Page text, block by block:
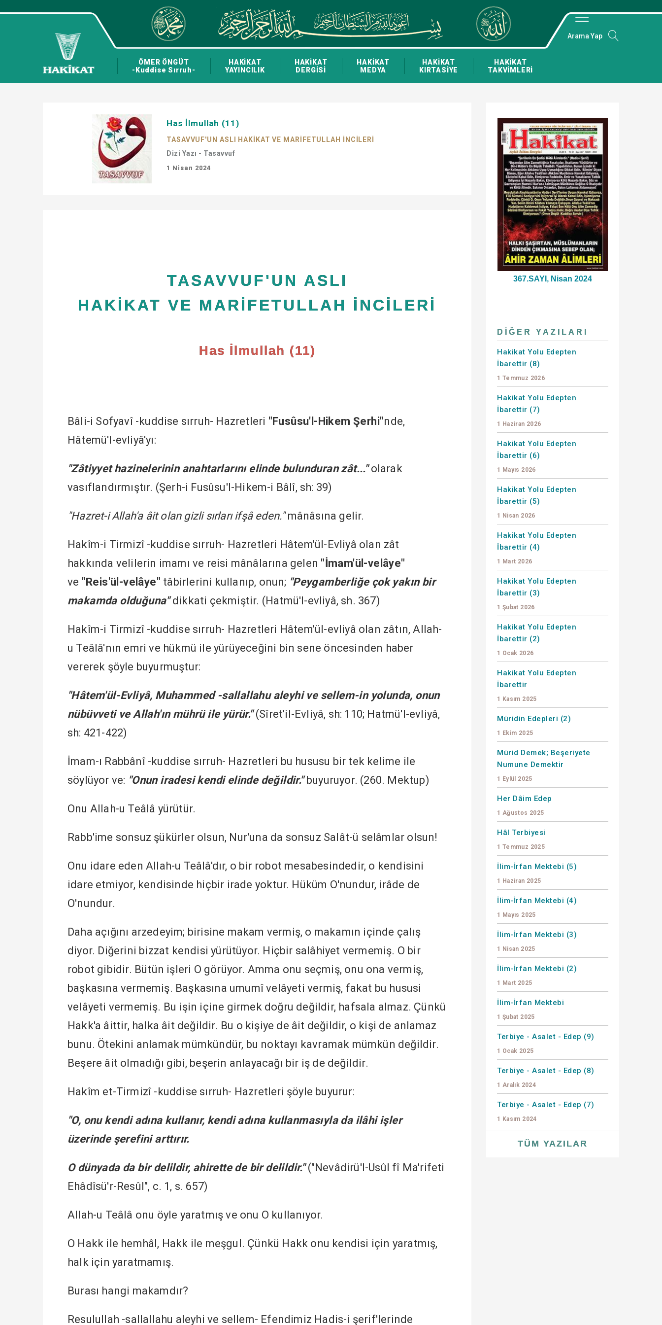
ÖMER ÖNGÜT
-Kuddise Sırruh-
HAKİKAT
YAYINCILIK
HAKİKAT
DERGİSİ
HAKİKAT
MEDYA
HAKİKAT
KIRTASİYE
HAKİKAT
TAKVİMLERİ
Arama Yap
Has İlmullah (11)
TASAVVUF'UN ASLI HAKİKAT VE MARİFETULLAH İNCİLERİ
Dizi Yazı - Tasavvuf
1 Nisan 2024
TASAVVUF'UN ASLI
HAKİKAT VE MARİFETULLAH İNCİLERİ
Has İlmullah (11)
Bâli-i Sofyavî -kuddise sırruh- Hazretleri "Fusûsu'l-Hikem Şerhi"nde,
Hâtemü'l-evliyâ'yı:
"Zâtiyyet hazinelerinin anahtarlarını elinde bulunduran zât..."olarak
vasıflandırmıştır. (Şerh-i Fusûsu'l-Hikem-i Bâlî, sh: 39)
"Hazret-i Allah'a âit olan gizli sırları ifşâ eden."mânâsına gelir.
Hakîm-i Tirmizî -kuddise sırruh- Hazretleri Hâtem'ül-Evliyâ olan zât
hakkında velilerin imamı ve reisi mânâlarına gelen "İmam'ül-velâye"
ve "Reis'ül-velâye" tâbirlerini kullanıp, onun; "Peygamberliğe çok yakın bir
makamda olduğuna"dikkati çekmiştir. (Hatmü'l-evliyâ, sh. 367)
Hakîm-i Tirmizî -kuddise sırruh- Hazretleri Hâtem'ül-evliyâ olan zâtın, Allah-
u Teâlâ'nın emri ve hükmü ile yürüyeceğini bin sene öncesinden haber
vererek şöyle buyurmuştur:
"Hâtem'ül-Evliyâ, Muhammed -sallallahu aleyhi ve sellem-in yolunda, onun
nübüvveti ve Allah'ın mührü ile yürür." (Sîret'il-Evliyâ, sh: 110; Hatmü'l-evliyâ,
sh: 421-422)
İmam-ı Rabbânî -kuddise sırruh- Hazretleri bu hususu bir tek kelime ile
söylüyor ve: "Onun iradesi kendi elinde değildir."buyuruyor. (260. Mektup)
Onu Allah-u Teâlâ yürütür.
Rabb'ime sonsuz şükürler olsun, Nur'una da sonsuz Salât-ü selâmlar olsun!
Onu idare eden Allah-u Teâlâ'dır, o bir robot mesabesindedir, o kendisini
idare etmiyor, kendisinde hiçbir irade yoktur. Hüküm O'nundur, irâde de
O'nundur.
Daha açığını arzedeyim; birisine makam vermiş, o makamın içinde çalış
diyor. Diğerini bizzat kendisi yürütüyor. Hiçbir salâhiyet vermemiş. O bir
robot gibidir. Bütün işleri O görüyor. Amma onu seçmiş, onu ona vermiş,
başkasına vermemiş. Başkasına umumî velâyeti vermiş, fakat bu hususi
velâyeti vermemiş. Bu işin içine girmek doğru değildir, hafsala almaz. Çünkü
Hakk'a âittir, halka âit değildir. Bu o kişiye de âit değildir, o kişi de anlamaz
bunu. Ötekini anlamak mümkündür, bu noktayı kavramak mümkün değildir.
Beşere âit olmadığı gibi, beşerin anlayacağı bir iş de değildir.
Hakîm et-Tirmizî -kuddise sırruh- Hazretleri şöyle buyurur:
"O, onu kendi adına kullanır, kendi adına kullanmasıyla da ilâhi işler
üzerinde şerefini arttırır.
O dünyada da bir delildir, ahirette de bir delildir."("Nevâdirü'l-Usûl fî Ma'rifeti
Ehâdîsü'r-Resûl", c. 1, s. 657)
Allah-u Teâlâ onu öyle yaratmış ve onu O kullanıyor.
O Hakk ile hemhâl, Hakk ile meşgul. Çünkü Hakk onu kendisi için yaratmış,
halk için yaratmamış.
Burası hangi makamdır?
Resulullah -sallallahu aleyhi ve sellem- Efendimiz Hadis-i şerif'lerinde
367.SAYI, Nisan 2024
DIĞER YAZILARI
Hakikat Yolu Edepten
İbarettir (8)
1 Temmuz 2026
Hakikat Yolu Edepten
İbarettir (7)
1 Haziran 2026
Hakikat Yolu Edepten
İbarettir (6)
1 Mayıs 2026
Hakikat Yolu Edepten
İbarettir (5)
1 Nisan 2026
Hakikat Yolu Edepten
İbarettir (4)
1 Mart 2026
Hakikat Yolu Edepten
İbarettir (3)
1 Şubat 2026
Hakikat Yolu Edepten
İbarettir (2)
1 Ocak 2026
Hakikat Yolu Edepten
İbarettir
1 Kasım 2025
Müridin Edepleri (2)
1 Ekim 2025
Mürid Demek; Beşeriyete
Numune Demektir
1 Eylül 2025
Her Dâim Edep
1 Ağustos 2025
Hâl Terbiyesi
1 Temmuz 2025
İlim-İrfan Mektebi (5)
1 Haziran 2025
İlim-İrfan Mektebi (4)
1 Mayıs 2025
İlim-İrfan Mektebi (3)
1 Nisan 2025
İlim-İrfan Mektebi (2)
1 Mart 2025
İlim-İrfan Mektebi
1 Şubat 2025
Terbiye - Asalet - Edep (9)
1 Ocak 2025
Terbiye - Asalet - Edep (8)
1 Aralık 2024
Terbiye - Asalet - Edep (7)
1 Kasım 2024
TÜM YAZILAR